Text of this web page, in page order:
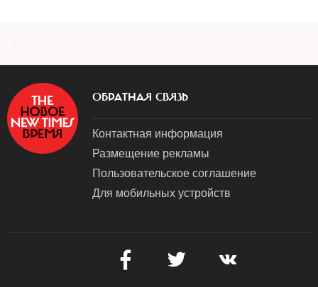
ОБРАТНАЯ СВЯЗЬ
Контактная информация
Размещение рекламы
Пользовательское соглашение
Для мобильных устройств